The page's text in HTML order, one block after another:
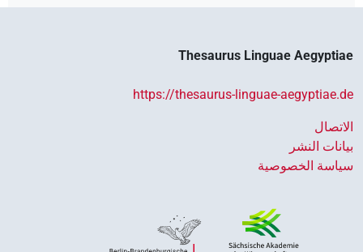
Thesaurus Linguae Aegyptiae
https://thesaurus-linguae-aegyptiae.de
الاتصال
بيانات النشر
سياسة الخصوصية